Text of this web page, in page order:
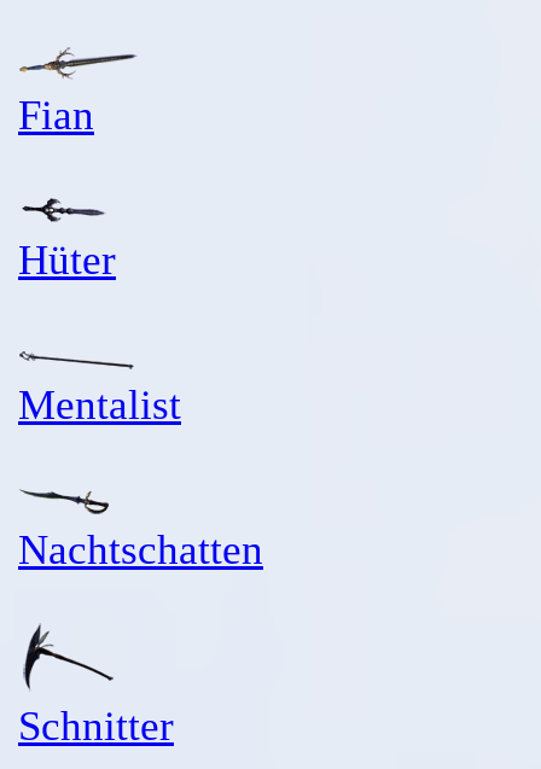
Fian
Hüter
Mentalist
Nachtschatten
Schnitter